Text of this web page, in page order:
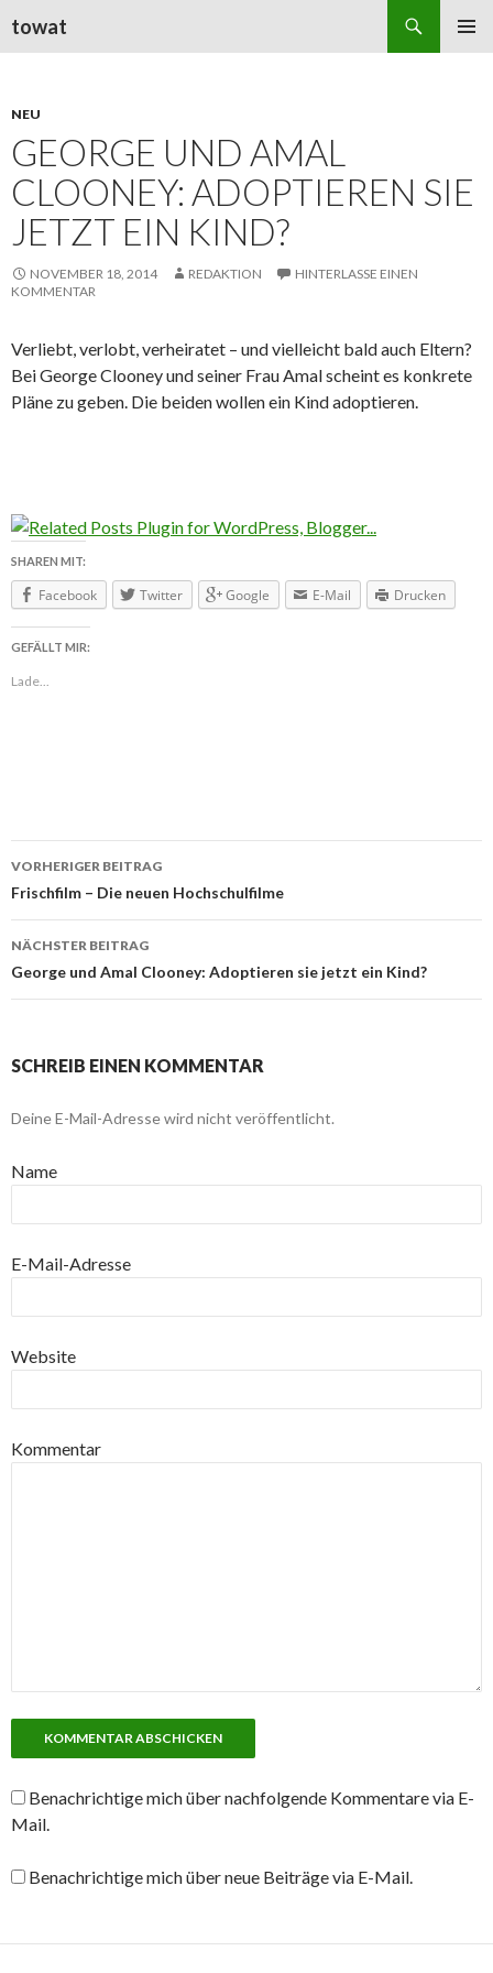
towat
NEU
GEORGE UND AMAL
CLOONEY: ADOPTIEREN SIE
JETZT EIN KIND?
NOVEMBER 18, 2014 REDAKTION
HINTERLASSE EINEN
KOMMENTAR
Verliebt, verlobt, verheiratet – und vielleicht bald auch Eltern?
Bei George Clooney und seiner Frau Amal scheint es konkrete
Pläne zu geben. Die beiden wollen ein Kind adoptieren.
SHAREN MIT:
Facebook Twitter Google E-Mail Drucken
GEFÄLLT MIR:
Lade...
Beitragsnavigation
VORHERIGER BEITRAG
Frischfilm – Die neuen Hochschulfilme
NÄCHSTER BEITRAG
George und Amal Clooney: Adoptieren sie jetzt ein Kind?
SCHREIB EINEN KOMMENTAR
Deine E-Mail-Adresse wird nicht veröffentlicht.
Name
E-Mail-Adresse
Website
Kommentar
Benachrichtige mich über nachfolgende Kommentare via E-
Mail.
Benachrichtige mich über neue Beiträge via E-Mail.